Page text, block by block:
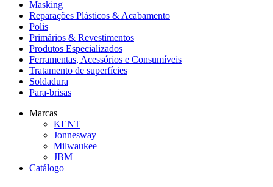
Masking
Reparações Plásticos & Acabamento
Polis
Primários & Revestimentos
Produtos Especializados
Ferramentas, Acessórios e Consumíveis
Tratamento de superfícies
Soldadura
Para-brisas
Marcas
KENT
Jonnesway
Milwaukee
JBM
Catálogo